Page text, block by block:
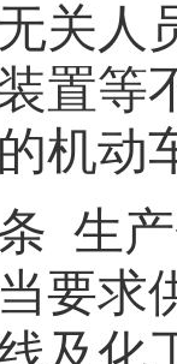
关人
置等
机动
生
要求